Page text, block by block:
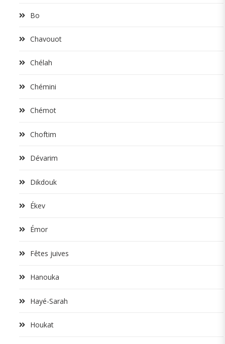
Bo
Chavouot
Chélah
Chémini
Chémot
Choftim
Dévarim
Dikdouk
Ékev
Émor
Fêtes juives
Hanouka
Hayé-Sarah
Houkat